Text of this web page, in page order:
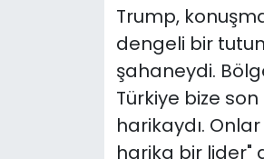
Trump,
dengeli bir
şahaneydi.
Türkiye bize
harikaydı.
harika bir lider"